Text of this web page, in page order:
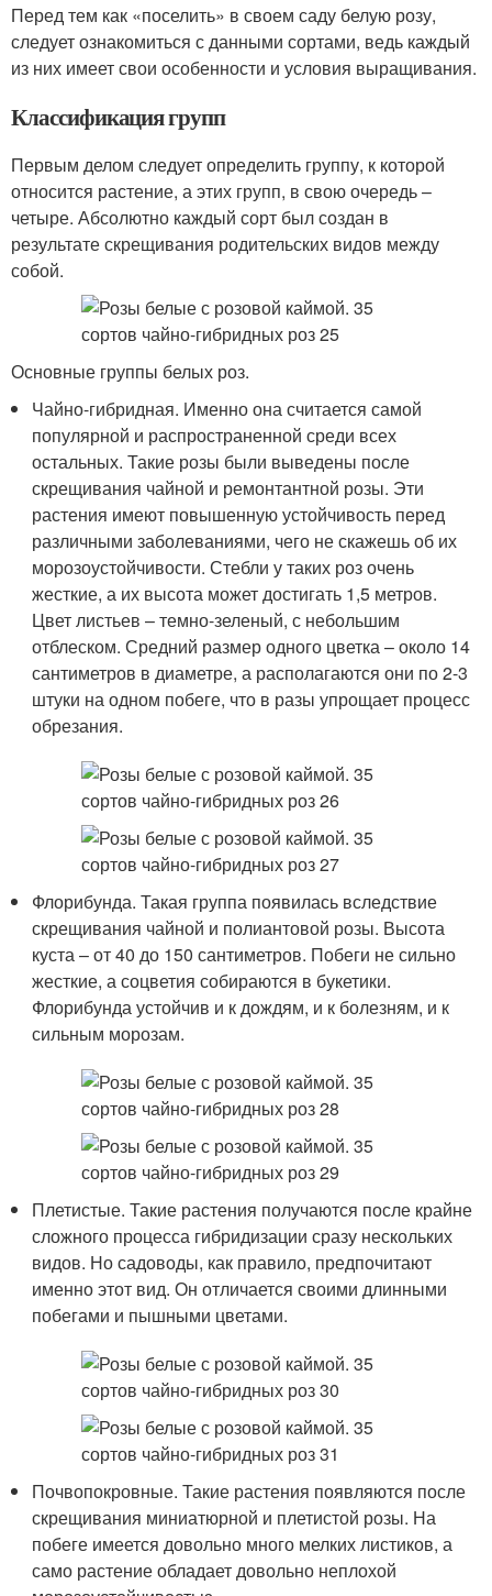
Перед тем как «поселить» в своем саду белую розу,
следует ознакомиться с данными сортами, ведь каждый
из них имеет свои особенности и условия выращивания.
Классификация групп
Первым делом следует определить группу, к которой
относится растение, а этих групп, в свою очередь –
четыре. Абсолютно каждый сорт был создан в
результате скрещивания родительских видов между
собой.
Основные группы белых роз.
Чайно-гибридная. Именно она считается самой
популярной и распространенной среди всех
остальных. Такие розы были выведены после
скрещивания чайной и ремонтантной розы. Эти
растения имеют повышенную устойчивость перед
различными заболеваниями, чего не скажешь об их
морозоустойчивости. Стебли у таких роз очень
жесткие, а их высота может достигать 1,5 метров.
Цвет листьев – темно-зеленый, с небольшим
отблеском. Средний размер одного цветка – около 14
сантиметров в диаметре, а располагаются они по 2-3
штуки на одном побеге, что в разы упрощает процесс
обрезания.
Флорибунда. Такая группа появилась вследствие
скрещивания чайной и полиантовой розы. Высота
куста – от 40 до 150 сантиметров. Побеги не сильно
жесткие, а соцветия собираются в букетики.
Флорибунда устойчив и к дождям, и к болезням, и к
сильным морозам.
Плетистые. Такие растения получаются после крайне
сложного процесса гибридизации сразу нескольких
видов. Но садоводы, как правило, предпочитают
именно этот вид. Он отличается своими длинными
побегами и пышными цветами.
Почвопокровные. Такие растения появляются после
скрещивания миниатюрной и плетистой розы. На
побеге имеется довольно много мелких листиков, а
само растение обладает довольно неплохой